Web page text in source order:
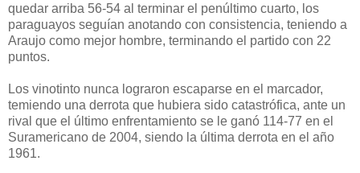
quedar arriba 56-54 al terminar el penúltimo cuarto, los
paraguayos seguían anotando con consistencia, teniendo a
Araujo como mejor hombre, terminando el partido con 22
puntos.
Los vinotinto nunca lograron escaparse en el marcador,
temiendo una derrota que hubiera sido catastrófica, ante un
rival que el último enfrentamiento se le ganó 114-77 en el
Suramericano de 2004, siendo la última derrota en el año
1961.